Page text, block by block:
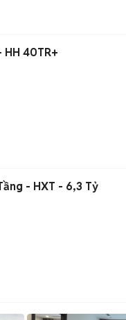
HH 40TR+
Thường Kiệt đoạn Thành Thái - 3 Tầng - HXT - 6,3 Tỷ